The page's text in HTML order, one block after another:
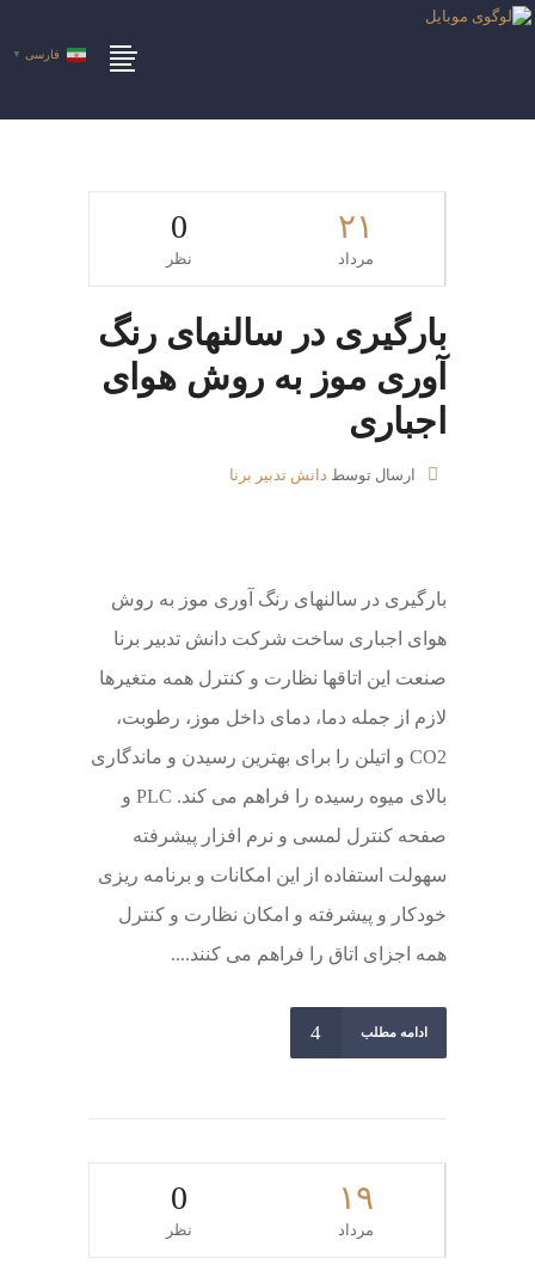
فارسی ▼
۲۱
مرداد
0
نظر
بارگیری در سالنهای رنگ
آوری موز به روش هوای
اجباری
ارسال توسط دانش تدبیر برنا
بارگیری در سالنهای رنگ آوری موز به روش
هوای اجباری ساخت شرکت دانش تدبیر برنا
صنعت این اتاقها نظارت و کنترل همه متغیرها
لازم از جمله دما، دمای داخل موز، رطوبت،
CO2 و اتیلن را برای بهترین رسیدن و ماندگاری
بالای میوه رسیده را فراهم می کند. PLC و
صفحه کنترل لمسی و نرم افزار پیشرفته
سهولت استفاده از این امکانات و برنامه ریزی
خودکار و پیشرفته و امکان نظارت و کنترل
همه اجزای اتاق را فراهم می کنند....
ادامه مطلب
۱۹
مرداد
0
نظر